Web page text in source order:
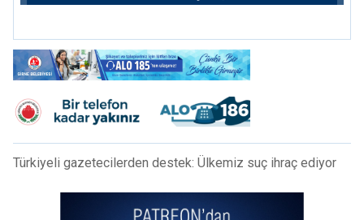
Türkiyeli gazetecilerden destek: Ülkemiz suç ihraç ediyor